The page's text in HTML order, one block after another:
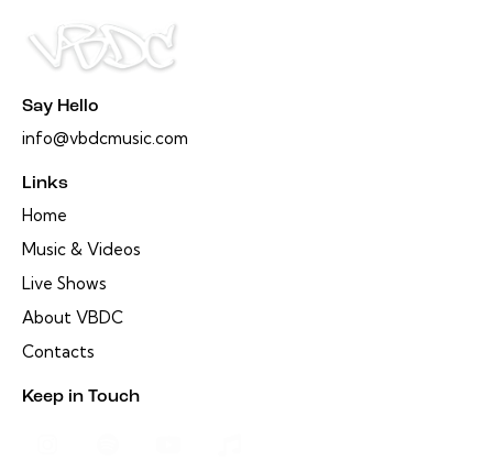
Say Hello
info@vbdcmusic.com
Links
Home
Music & Videos
Live Shows
About VBDC
Contacts
Keep in Touch